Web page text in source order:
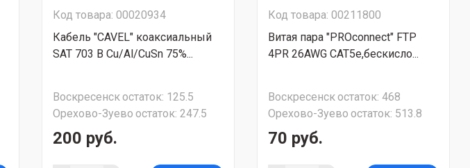
Код товара: 00020934
Кабель "CAVEL" коаксиальный
SAT 703 B Cu/Al/CuSn 75%...
Воскресенскостаток: 125.5
Орехово-Зуево остаток: 247.5
200 руб.
Код товара: 00211800
Витая пара "PROconnect" FTP
4PR 26AWG CAT5e,бескисло...
Воскресенскостаток: 468
Орехово-Зуево остаток: 513.8
70 руб.